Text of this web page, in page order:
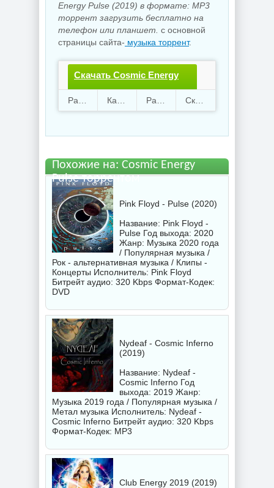
Energy Pulse (2019) в формате: MP3
торрент загрузить бесплатно на
телефон или планшет. с основной
страницы сайта- музыка торрент.
Скачать Cosmic Energy
Pulse.torrent файл
13 55 1.58 Gb
Похожие на: Cosmic Energy
Pulse торрентом
Pink Floyd - Pulse (2020)
Название: Pink Floyd -
Pulse Год выхода: 2020
Жанр: Музыка 2020 года
/ Популярная музыка /
Рок - альтернативная музыка / Клипы -
Концерты Исполнитель: Pink Floyd
Битрейт аудио: 320 Kbps Формат-Кодек:
DVD
Nydeaf - Cosmic Inferno
(2019)
Название: Nydeaf -
Cosmic Inferno Год
выхода: 2019 Жанр:
Музыка 2019 года / Популярная музыка /
Метал музыка Исполнитель: Nydeaf -
Cosmic Inferno Битрейт аудио: 320 Kbps
Формат-Кодек: MP3
Club Energy 2019 (2019)